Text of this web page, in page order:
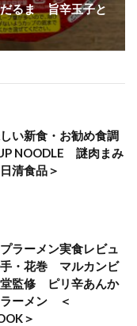
だるま 旨辛玉子と
しい新食・お勧め食調
NOODLE 謎肉まみ
清食品＞
プラーメン実食レビュ
・花巻 マルカンビ
監修 ピリ辛あんか
ーメン ＜
＞